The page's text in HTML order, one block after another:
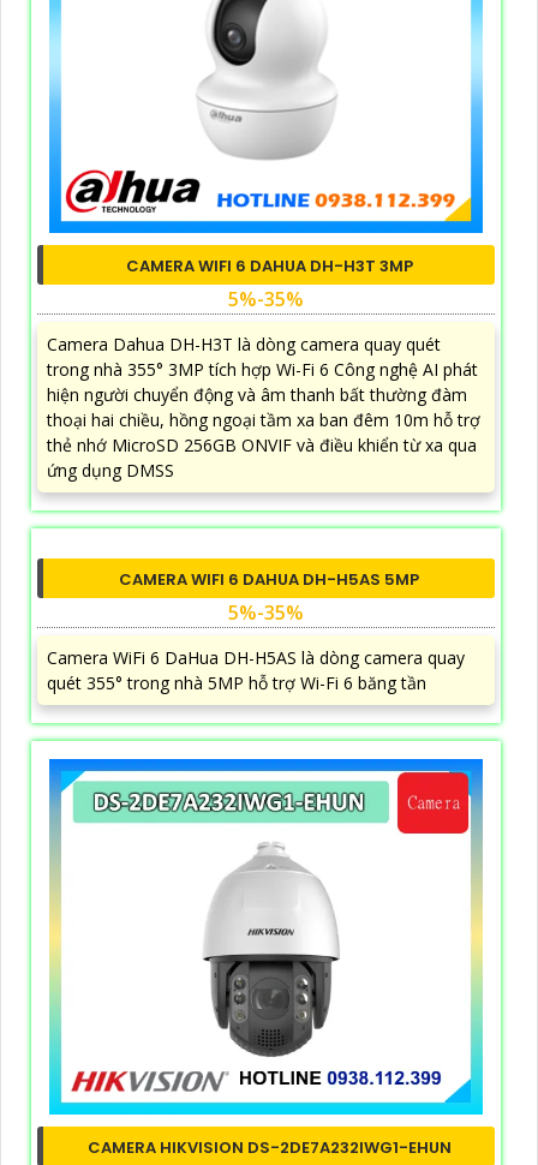
CAMERA WIFI 6 DAHUA DH-H3T 3MP
5%-35%
Camera Dahua DH-H3T là dòng camera quay quét
trong nhà 355° 3MP tích hợp Wi-Fi 6 Công nghệ AI phát
hiện người chuyển động và âm thanh bất thường đàm
thoại hai chiều, hồng ngoại tầm xa ban đêm 10m hỗ trợ
thẻ nhớ MicroSD 256GB ONVIF và điều khiển từ xa qua
ứng dụng DMSS
CAMERA WIFI 6 DAHUA DH-H5AS 5MP
5%-35%
Camera WiFi 6 DaHua DH-H5AS là dòng camera quay
quét 355° trong nhà 5MP hỗ trợ Wi-Fi 6 băng tần
CAMERA HIKVISION DS-2DE7A232IWG1-EHUN